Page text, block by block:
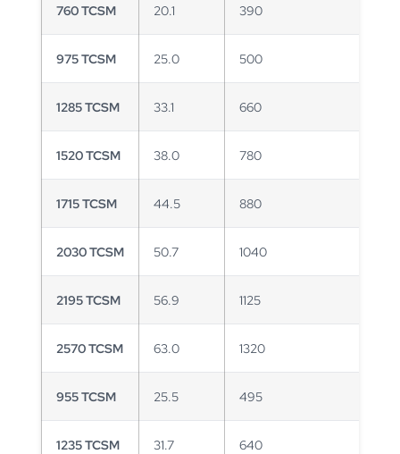
760 TCSM 20.1 390
975 TCSM 25.0 500
1285 TCSM 33.1 660
1520 TCSM 38.0 780
1715 TCSM 44.5 880
2030 TCSM 50.7 1040
2195 TCSM 56.9 1125
2570 TCSM 63.0 1320
955 TCSM 25.5 495
1235 TCSM 31.7 640